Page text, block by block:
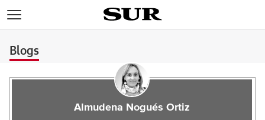
Blogs
Almudena Nogués Ortiz